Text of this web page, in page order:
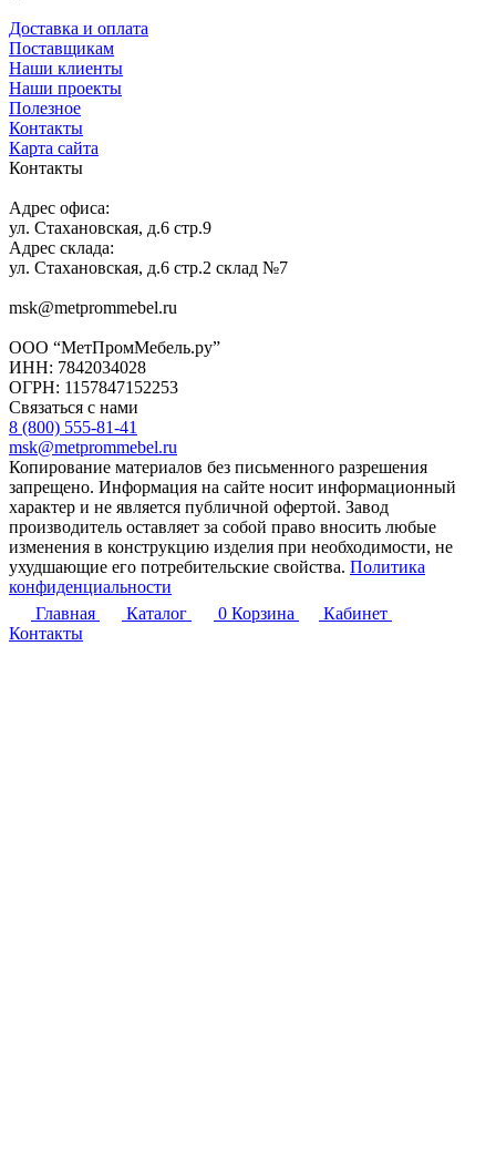
Доставка и оплата
Поставщикам
Наши клиенты
Наши проекты
Полезное
Контакты
Карта сайта
Контакты
Адрес офиса:
ул. Стахановская, д.6 стр.9
Адрес склада:
ул. Стахановская, д.6 стр.2 склад №7
msk@metprommebel.ru
ООО “МетПромМебель.ру”
ИНН: 7842034028
ОГРН: 1157847152253
Связаться с нами
8 (800) 555-81-41
msk@metprommebel.ru
Копирование материалов без письменного разрешения
запрещено. Информация на сайте носит информационный
характер и не является публичной офертой. Завод
производитель оставляет за собой право вносить любые
изменения в конструкцию изделия при необходимости, не
ухудшающие его потребительские свойства. Политика
конфиденциальности
Главная
Каталог 0 Корзина
Кабинет
Контакты